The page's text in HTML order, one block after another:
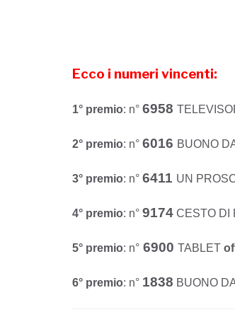
Ecco i numeri vincenti:
1° premio: n° 6958
2° premio: n° 6016 BUONO
3° premio: n° 6411 UN
4° premio: n° 9174 CESTO DI
5° premio: n° 6900 TABLET
6° premio: n° 1838 BUONO